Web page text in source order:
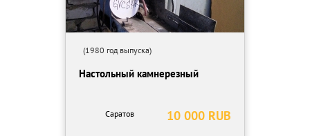
(1980 год выпуска)
Настольный камнерезный
10 000 RUB
Саратов